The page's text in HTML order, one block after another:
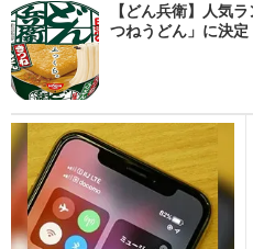
【どん兵衛】人気
つねうどん」に決